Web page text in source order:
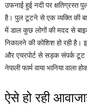
उफनाई हुई नदी पर
है। पुल टूटने से एक व्यक्ति की
में डाल कुछ लोगों की मदद से
निकालने की कोशिश हो रही
और एयरपोर्ट से सड़क संपर्क टूट
नेपाली फार्म वाया भानिया वाला
ऐसे हो रही